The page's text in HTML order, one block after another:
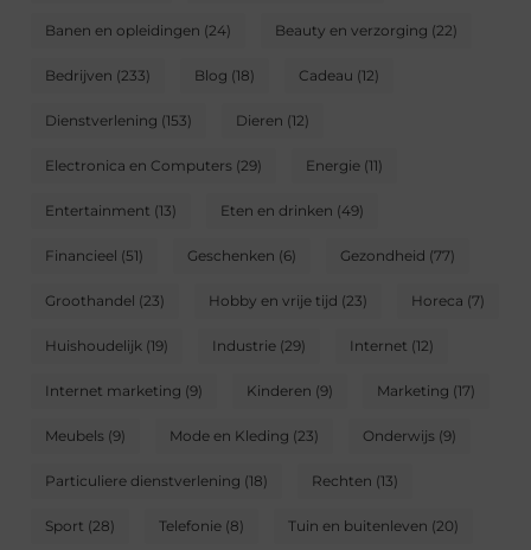
Banen en opleidingen (24) Beauty en verzorging (22)
Bedrijven (233) Blog (18) Cadeau (12)
Dienstverlening (153) Dieren (12)
Electronica en Computers (29) Energie (11)
Entertainment (13) Eten en drinken (49)
Financieel (51) Geschenken (6) Gezondheid (77)
Groothandel (23) Hobby en vrije tijd (23) Horeca (7)
Huishoudelijk (19) Industrie (29) Internet (12)
Internet marketing (9) Kinderen (9) Marketing (17)
Meubels (9) Mode en Kleding (23) Onderwijs (9)
Particuliere dienstverlening (18) Rechten (13)
Sport (28) Telefonie (8) Tuin en buitenleven (20)